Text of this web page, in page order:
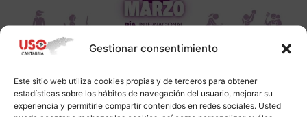
Gestionar consentimiento
Este sitio web utiliza cookies propias y de terceros para obtener
estadísticas sobre los hábitos de navegación del usuario, mejorar su
experiencia y permitirle compartir contenidos en redes sociales. Usted